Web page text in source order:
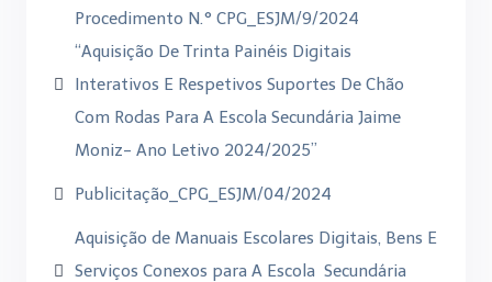
Procedimento N.° CPG_ESJM/9/2024
“Aquisição De Trinta Painéis Digitais
Interativos E Respetivos Suportes De Chão
Com Rodas Para A Escola Secundária Jaime
Moniz- Ano Letivo 2024/2025”
Publicitação_CPG_ESJM/04/2024
Aquisição de Manuais Escolares Digitais, Bens E
Serviços Conexos para A Escola Secundária